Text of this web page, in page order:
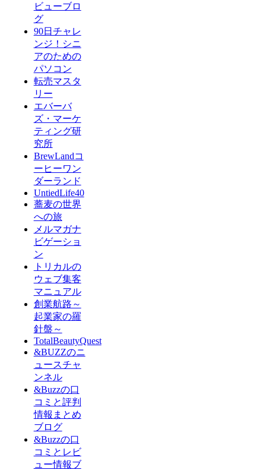
ビューブロ
グ
90日チャレ
ンジ！シニ
アのための
パソコン
転売マスタ
リー
エバーバ
ズ・マーケ
ティング研
究所
BrewLandコ
ーヒーワン
ダーランド
UntiedLife40
蕎麦の世界
への旅
メルマガナ
ビゲーショ
ン
トリカルの
ウェブ集客
マニュアル
創業航路～
起業家の羅
針盤～
TotalBeautyQuest
&BUZZのニ
ュースチャ
ンネル
&Buzzの口
コミと評判
情報まとめ
ブログ
&Buzzの口
コミとレビ
ュー情報ブ